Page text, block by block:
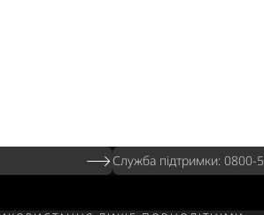
Служба підтримки: 0800-